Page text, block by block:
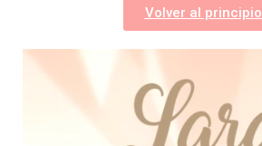
Volver al principio